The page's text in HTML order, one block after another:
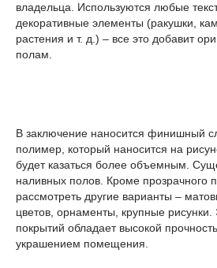
владельца. Используются любые
декоративные элементы (ракушки,
растения и т. д.) – все это добавит
полам.
В заключение наносится финишный
полимер, который наносится на
будет казаться более объемным.
наливных полов. Кроме прозрачного
рассмотреть другие варианты –
цветов, орнаменты, крупные
покрытий обладает высокой
украшением помещения.